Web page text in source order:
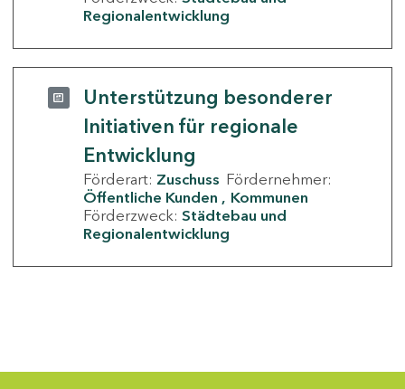
Regionalentwicklung
Unterstützung besonderer
Initiativen für regionale
Entwicklung
Förderart: Zuschuss Fördernehmer:
Öffentliche Kunden
Kommunen
Förderzweck: Städtebau und
Regionalentwicklung